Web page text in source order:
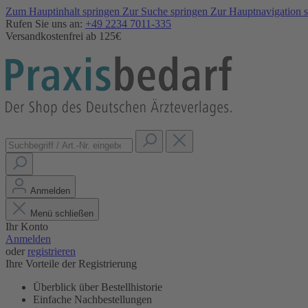
Zum Hauptinhalt springen Zur Suche springen Zur Hauptnavigation
Rufen Sie uns an: +49 2234 7011-335
Versandkostenfrei ab 125€
Anmelden
Menü schließen
Ihr Konto
Anmelden
oder registrieren
Ihre Vorteile der Registrierung
Überblick über Bestellhistorie
Einfache Nachbestellungen